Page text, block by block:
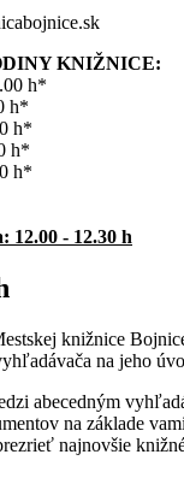
KNIŽNICE:
h*
h*
h*
h*
h*
12.00 - 12.30 h
knižnice
na jeho
abecedným
na základe
najnovšie